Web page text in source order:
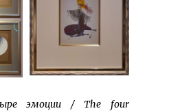
эмоции / The four